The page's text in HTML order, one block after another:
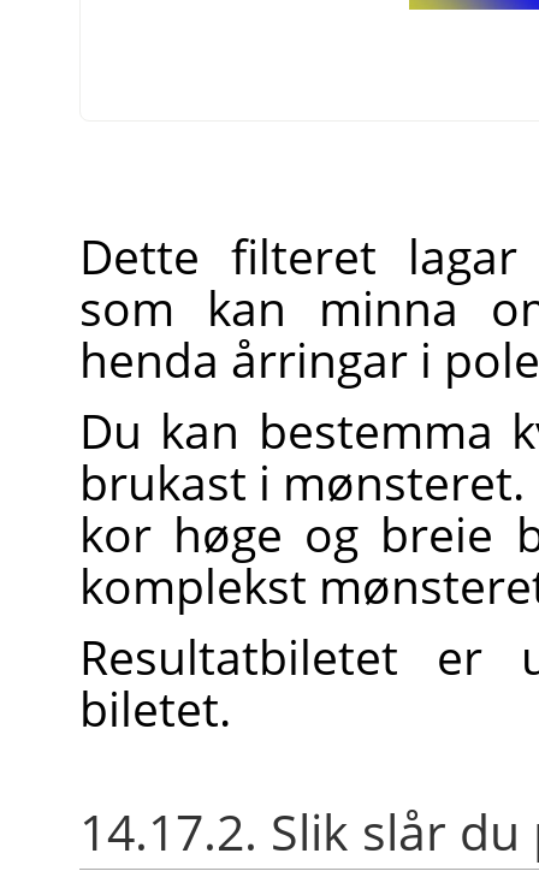
Dette filteret
som kan minna
henda årringar i
Du kan bestemma
brukast i
kor høge og breie
komplekst
Resultatbiletet er
biletet.
14.17.2. Slik slår